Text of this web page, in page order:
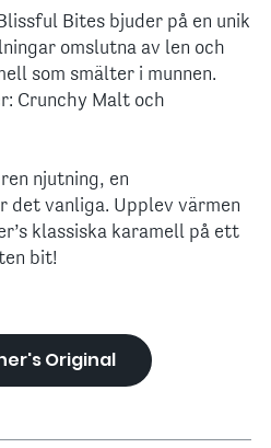
Bites bjuder på en unik
omslutna av len och
som smälter i munnen.
Crunchy Malt och
njutning, en
det vanliga. Upplev värmen
klassiska karamell på ett
bit!
Original